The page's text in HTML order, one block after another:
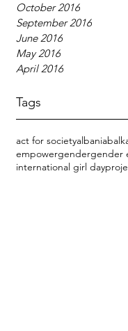
October 2016
September 2016
June 2016
May 2016
April 2016
Tags
act for societyalbania
empowergendergender
international girl day